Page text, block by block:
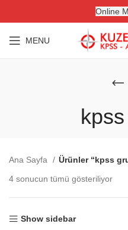
Online
MENU
Ana Sayfa
Ürünler “kpss
4 sonucun tümü gösteriliyor
Show sidebar